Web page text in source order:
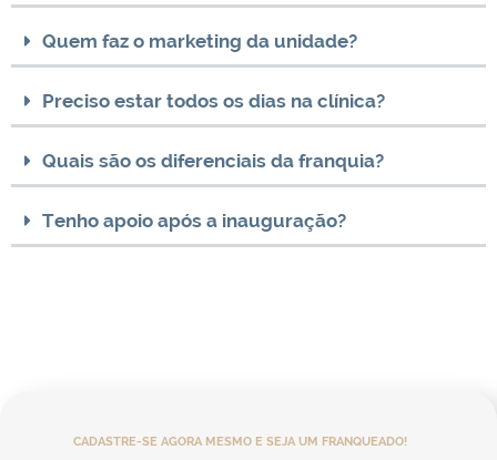
Quem faz o marketing da unidade?
Preciso estar todos os dias na clínica?
Quais são os diferenciais da franquia?
Tenho apoio após a inauguração?
CADASTRE-SE AGORA MESMO E SEJA UM FRANQUEADO!